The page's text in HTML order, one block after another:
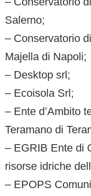
Salerno;
– Conservatorio
Majella di Napoli;
– Desktop srl;
– Ecoisola Srl;
– Ente d’Ambito
Teramano di
– EGRIB Ente di
risorse idriche
– EPOPS